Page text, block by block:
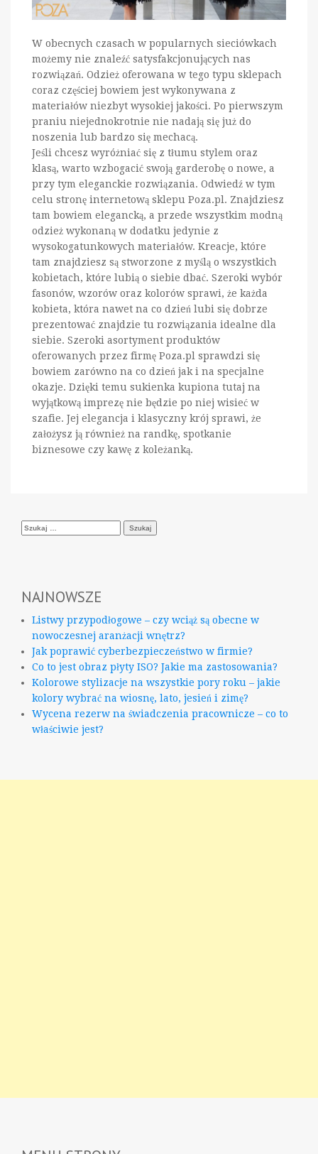
W obecnych czasach w popularnych sieciówkach
możemy nie znaleźć satysfakcjonujących nas
rozwiązań. Odzież oferowana w tego typu sklepach
coraz częściej bowiem jest wykonywana z
materiałów niezbyt wysokiej jakości. Po pierwszym
praniu niejednokrotnie nie nadają się już do
noszenia lub bardzo się mechacą.
Jeśli chcesz wyróżniać się z tłumu stylem oraz
klasą, warto wzbogacić swoją garderobę o nowe, a
przy tym eleganckie rozwiązania. Odwiedź w tym
celu stronę internetową sklepu Poza.pl. Znajdziesz
tam bowiem elegancką, a przede wszystkim modną
odzież wykonaną w dodatku jedynie z
wysokogatunkowych materiałów. Kreacje, które
tam znajdziesz są stworzone z myślą o wszystkich
kobietach, które lubią o siebie dbać. Szeroki wybór
fasonów, wzorów oraz kolorów sprawi, że każda
kobieta, która nawet na co dzień lubi się dobrze
prezentować znajdzie tu rozwiązania idealne dla
siebie. Szeroki asortyment produktów
oferowanych przez firmę Poza.pl sprawdzi się
bowiem zarówno na co dzień jak i na specjalne
okazje. Dzięki temu sukienka kupiona tutaj na
wyjątkową imprezę nie będzie po niej wisieć w
szafie. Jej elegancja i klasyczny krój sprawi, że
założysz ją również na randkę, spotkanie
biznesowe czy kawę z koleżanką.
Szukaj:
NAJNOWSZE
Listwy przypodłogowe – czy wciąż są obecne w
nowoczesnej aranżacji wnętrz?
Jak poprawić cyberbezpieczeństwo w firmie?
Co to jest obraz płyty ISO? Jakie ma zastosowania?
Kolorowe stylizacje na wszystkie pory roku – jakie
kolory wybrać na wiosnę, lato, jesień i zimę?
Wycena rezerw na świadczenia pracownicze – co to
właściwie jest?